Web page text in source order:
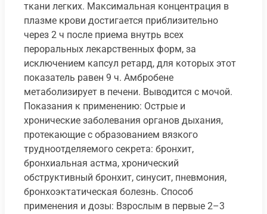
ткани легких. Максимальная концентрация в
плазме крови достигается приблизительно
через 2 ч после приема внутрь всех
пероральных лекарственных форм, за
исключением капсул ретард, для которых этот
показатель равен 9 ч. Амбробене
метаболизирует в печени. Выводится с мочой.
Показания к применению: Острые и
хронические заболевания органов дыхания,
протекающие с образованием вязкого
трудноотделяемого секрета: бронхит,
бронхиальная астма, хронический
обструктивный бронхит, синусит, пневмония,
бронхоэктатическая болезнь. Способ
применения и дозы: Взрослым в первые 2–3